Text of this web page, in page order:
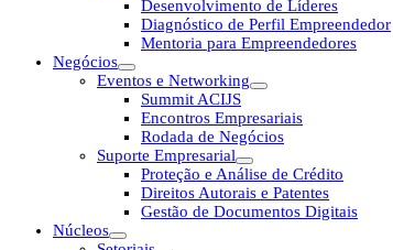
Desenvolvimento de Líderes
Diagnóstico de Perfil Empreendedor
Mentoria para Empreendedores
Negócios
Eventos e Networking
Summit ACIJS
Encontros Empresariais
Rodada de Negócios
Suporte Empresarial
Proteção e Análise de Crédito
Direitos Autorais e Patentes
Gestão de Documentos Digitais
Núcleos